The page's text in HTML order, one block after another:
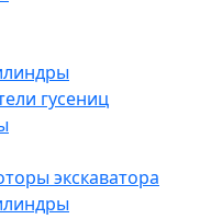
гусениц
экскаватора